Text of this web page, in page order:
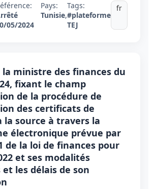
05/2024
Pays:
Tunisie,
Tags:
#plateforme
TEJ
fr
ministre des finances du
fixant le champ
de la procédure de
des certificats de
la source à travers la
électronique prévue par
de la loi de finances pour
et ses modalités
les délais de son